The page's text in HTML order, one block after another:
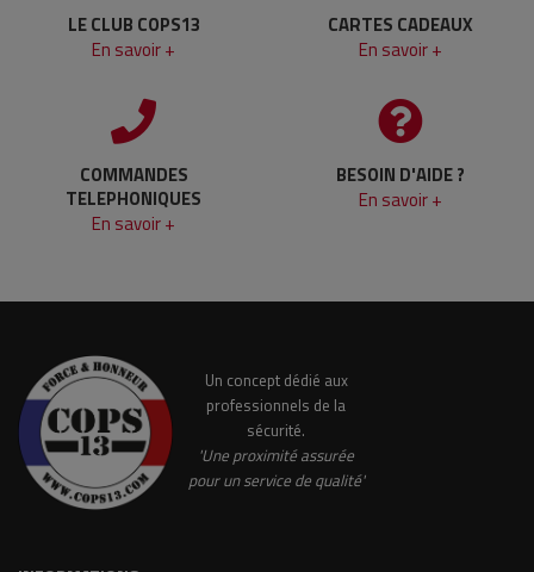
LE CLUB COPS13
En savoir +
CARTES CADEAUX
En savoir +
COMMANDES
TELEPHONIQUES
En savoir +
BESOIN D'AIDE ?
En savoir +
Un concept dédié aux
professionnels de la
sécurité.
'Une proximité assurée
pour un service de qualité'